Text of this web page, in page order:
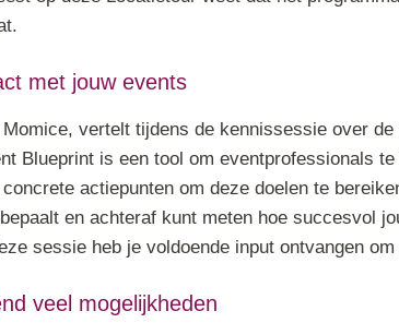
met jouw events
vertelt tijdens de kennissessie over
Blueprint is een tool om eventprofessionals
actiepunten om deze doelen te
en achteraf kunt meten hoe succesvol
sessie heb je voldoende input ontvangen
veel mogelijkheden